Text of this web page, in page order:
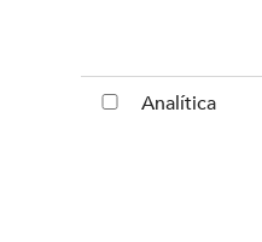
Nuestras tiendas con
Analítica